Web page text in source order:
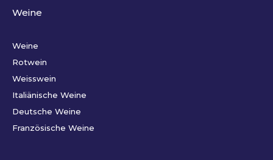
Weine
Weine
Rotwein
Weisswein
Italiänische Weine
Deutsche Weine
Französische Weine